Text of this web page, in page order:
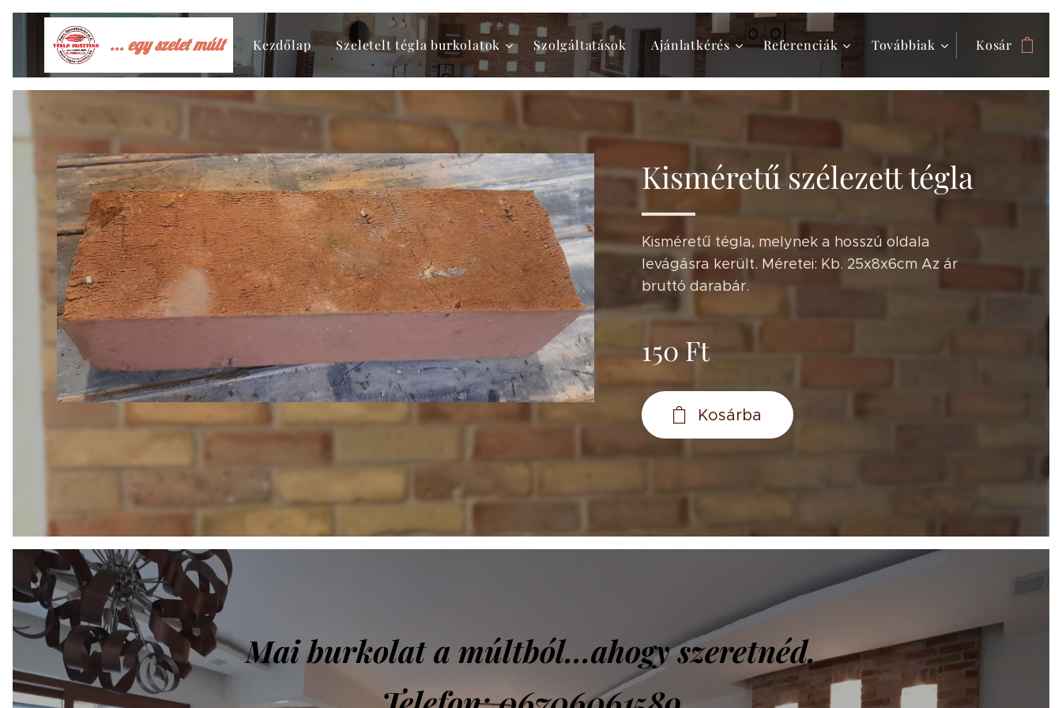
... egy szelet múlt Kezdőlap Szeletelt tégla burkolatok Szolgáltatások Ajánlatkérés Referenciák Továbbiak Kosár
Kisméretű szélezett tégla
Kisméretű tégla, melynek a hosszú oldala
levágásra került. Méretei: Kb. 25x8x6cm Az ár
bruttó darabár.
150 Ft
Kosárba
Mai burkolat a múltból...ahogy szeretnéd.